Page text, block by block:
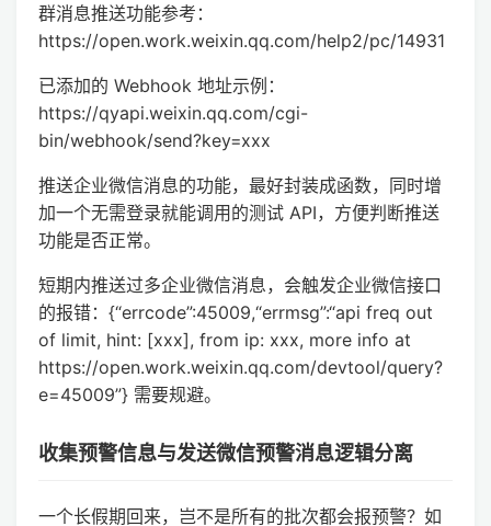
群消息推送功能参考：
https://open.work.weixin.qq.com/help2/pc/14931
已添加的 Webhook 地址示例：
https://qyapi.weixin.qq.com/cgi-
bin/webhook/send?key=xxx
推送企业微信消息的功能，最好封装成函数，同时增
加一个无需登录就能调用的测试 API，方便判断推送
功能是否正常。
短期内推送过多企业微信消息，会触发企业微信接口
的报错：{“errcode”:45009,“errmsg”:“api freq out
of limit, hint: [xxx], from ip: xxx, more info at
https://open.work.weixin.qq.com/devtool/query?
e=45009”} 需要规避。
收集预警信息与发送微信预警消息逻辑分离
一个长假期回来，岂不是所有的批次都会报预警？如